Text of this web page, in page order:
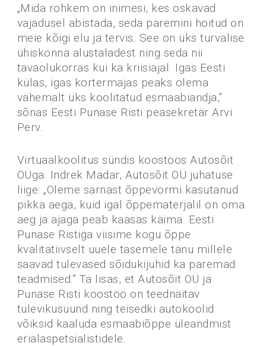
„Mida rohkem on inimesi, kes oskavad
vajadusel abistada, seda paremini hoitud on
meie kõigi elu ja tervis. See on üks turvalise
ühiskonna alustaladest ning seda nii
tavaolukorras kui ka kriisiajal. Igas Eesti
külas, igas kortermajas peaks olema
vähemalt üks koolitatud esmaabiandja,”
sõnas Eesti Punase Risti peasekretär Arvi
Perv.
Virtuaalkoolitus sündis koostöös Autosõit
OÜga. Indrek Madar, Autosõit OÜ juhatuse
liige: „Oleme sarnast õppevormi kasutanud
pikka aega, kuid igal õppematerjalil on oma
aeg ja ajaga peab kaasas käima. Eesti
Punase Ristiga viisime kogu õppe
kvalitatiivselt uuele tasemele tänu millele
saavad tulevased sõidukijuhid ka paremad
teadmised.” Ta lisas, et Autosõit OÜ ja
Punase Risti koostöö on teednäitav
tulevikusuund ning teisedki autokoolid
võiksid kaaluda esmaabiõppe üleandmist
erialaspetsialistidele.